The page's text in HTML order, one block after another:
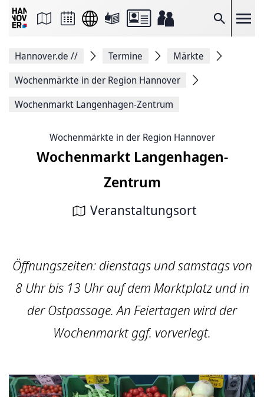
Suche
Seite
Facebook
teilen
Seitenlink
Hannover.de // Termine
Märkte
Wochenmärkte in der Region Hannover
Wochenmarkt Langenhagen-Zentrum
Wochenmärkte in der Region Hannover
Wochenmarkt Langenhagen-
Zentrum
Veranstaltungsort
Öffnungszeiten: dienstags und samstags von
8 Uhr bis 13 Uhr auf dem Marktplatz und in
der Ostpassage. An Feiertagen wird der
Wochenmarkt ggf. vorverlegt.